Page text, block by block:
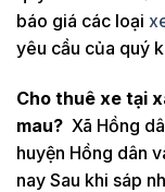
báo giá các loại
yêu cầu của quý
Cho thuê xe tại
mau? Xã Hồng
huyện Hồng dân
nay Sau khi sáp